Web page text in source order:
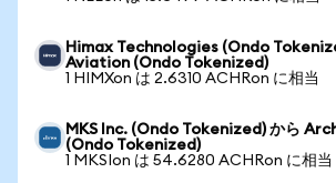
Himax Technologies (Ondo
Aviation (Ondo Tokenized)
1 HIMXon は 2.6310 ACHRon に相当
MKS Inc. (Ondo Tokenized) から
(Ondo Tokenized)
1 MKSIon は 54.6280 ACHRon に相当